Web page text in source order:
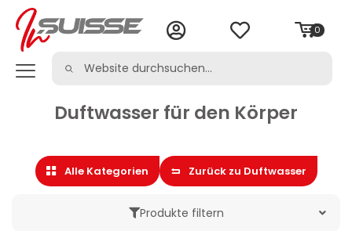
0
Duftwasser für den Körper
Alle Kategorien Zurück zu Duftwasser
Produkte filtern